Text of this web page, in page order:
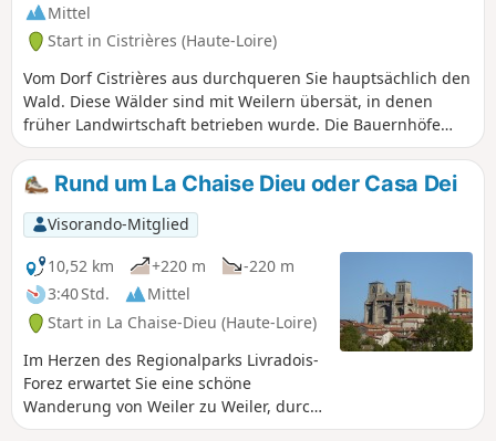
Mittel
Start in Cistrières (Haute-Loire)
Vom Dorf Cistrières aus durchqueren Sie hauptsächlich den
Wald. Diese Wälder sind mit Weilern übersät, in denen
früher Landwirtschaft betrieben wurde. Die Bauernhöfe
sind größtenteils renoviert und bewohnt. Die Wege sind
gepflegt und lassen sich problemlos begehen. Hier finden
Sie Ruhe und im Sommer Kühle im Schatten der Bäume.
Rund um La Chaise Dieu oder Casa Dei
Visorando-Mitglied
10,52 km
+220 m
-220 m
3:40 Std.
Mittel
Start in La Chaise-Dieu (Haute-Loire)
Im Herzen des Regionalparks Livradois-
Forez erwartet Sie eine schöne
Wanderung von Weiler zu Weiler, durch
Wälder und Felder, bei der Sie La